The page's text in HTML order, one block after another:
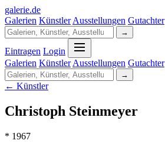
galerie.de
Galerien Künstler Ausstellungen Gutachter
→
Eintragen Login
Galerien Künstler Ausstellungen Gutachter
→
← Künstler
Christoph Steinmeyer
* 1967